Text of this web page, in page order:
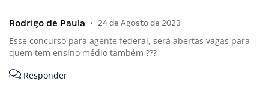
Rodrigo de Paula • 24 de Agosto de 2023
Esse concurso para agente federal, será abertas vagas para
quem tem ensino médio também ???
Responder